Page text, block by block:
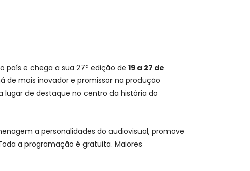
país e chega a sua 27ª edição de 19 a 27 de
de mais inovador e promissor na produção
de destaque no centro da história do
a personalidades do audiovisual, promove
a programação é gratuita. Maiores